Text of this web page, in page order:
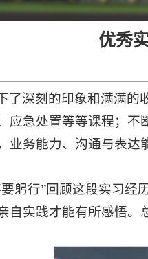
优秀
了深刻的印象和满满
应急处置等等课程；
业务能力、沟通与表
躬行”回顾这段实习
自实践才能有所感悟